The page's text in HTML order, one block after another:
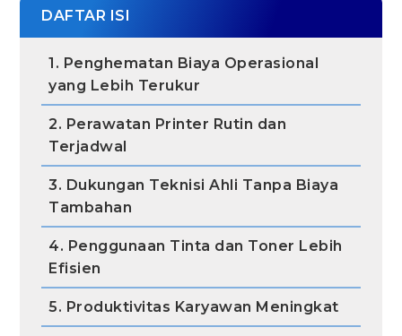
DAFTAR ISI
1. Penghematan Biaya Operasional
yang Lebih Terukur
2. Perawatan Printer Rutin dan
Terjadwal
3. Dukungan Teknisi Ahli Tanpa Biaya
Tambahan
4. Penggunaan Tinta dan Toner Lebih
Efisien
5. Produktivitas Karyawan Meningkat